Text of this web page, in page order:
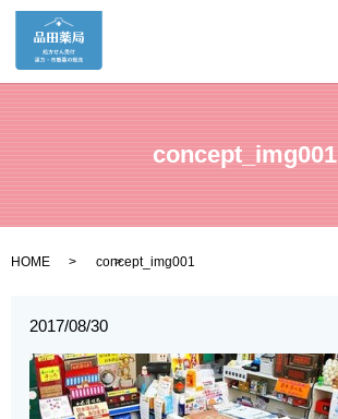
concept_img001
HOME concept_img001
2017/08/30